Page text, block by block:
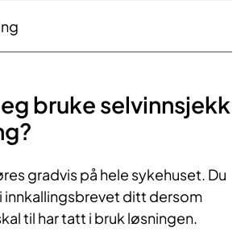
bruke selvinnsjekk
gradvis på hele sykehuset. Du
innkallingsbrevet ditt dersom
til har tatt i bruk løsningen.